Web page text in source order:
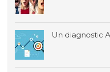
Un diagnostic